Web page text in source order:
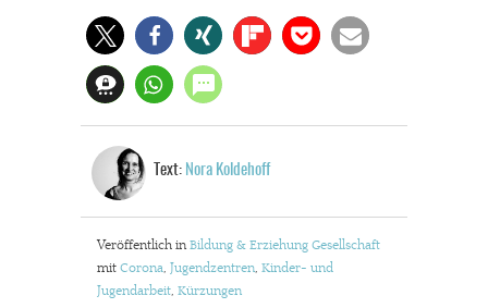
Text: Nora Koldehoff
Veröffentlich in Bildung & Erziehung Gesellschaft
mit Corona, Jugendzentren, Kinder- und
Jugendarbeit, Kürzungen